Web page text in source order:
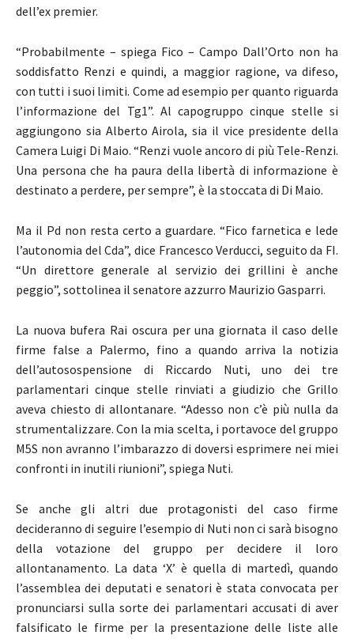
dell’ex premier.
“Probabilmente – spiega Fico – Campo Dall’Orto non ha
soddisfatto Renzi e quindi, a maggior ragione, va difeso,
con tutti i suoi limiti. Come ad esempio per quanto riguarda
l’informazione del Tg1”. Al capogruppo cinque stelle si
aggiungono sia Alberto Airola, sia il vice presidente della
Camera Luigi Di Maio. “Renzi vuole ancoro di più Tele-Renzi.
Una persona che ha paura della libertà di informazione è
destinato a perdere, per sempre”, è la stoccata di Di Maio.
Ma il Pd non resta certo a guardare. “Fico farnetica e lede
l’autonomia del Cda”, dice Francesco Verducci, seguito da FI.
“Un direttore generale al servizio dei grillini è anche
peggio”, sottolinea il senatore azzurro Maurizio Gasparri.
La nuova bufera Rai oscura per una giornata il caso delle
firme false a Palermo, fino a quando arriva la notizia
dell’autosospensione di Riccardo Nuti, uno dei tre
parlamentari cinque stelle rinviati a giudizio che Grillo
aveva chiesto di allontanare. “Adesso non c’è più nulla da
strumentalizzare. Con la mia scelta, i portavoce del gruppo
M5S non avranno l’imbarazzo di doversi esprimere nei miei
confronti in inutili riunioni”, spiega Nuti.
Se anche gli altri due protagonisti del caso firme
decideranno di seguire l’esempio di Nuti non ci sarà bisogno
della votazione del gruppo per decidere il loro
allontanamento. La data ‘X’ è quella di martedì, quando
l’assemblea dei deputati e senatori è stata convocata per
pronunciarsi sulla sorte dei parlamentari accusati di aver
falsificato le firme per la presentazione delle liste alle